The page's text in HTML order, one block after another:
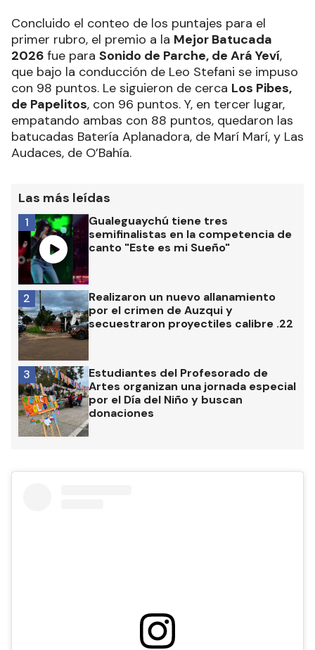
Concluido el conteo de los puntajes para el
primer rubro, el premio a la Mejor Batucada
2026 fue para Sonido de Parche, de Ará Yeví,
que bajo la conducción de Leo Stefani se impuso
con 98 puntos. Le siguieron de cerca Los Pibes,
de Papelitos, con 96 puntos. Y, en tercer lugar,
empatando ambas con 88 puntos, quedaron las
batucadas Batería Aplanadora, de Marí Marí, y Las
Audaces, de O’Bahía.
Las más leídas
Gualeguaychú tiene tres
semifinalistas en la competencia de
canto "Este es mi Sueño"
1
Realizaron un nuevo allanamiento
por el crimen de Auzqui y
secuestraron proyectiles calibre .22
2
Estudiantes del Profesorado de
Artes organizan una jornada especial
por el Día del Niño y buscan
donaciones
3